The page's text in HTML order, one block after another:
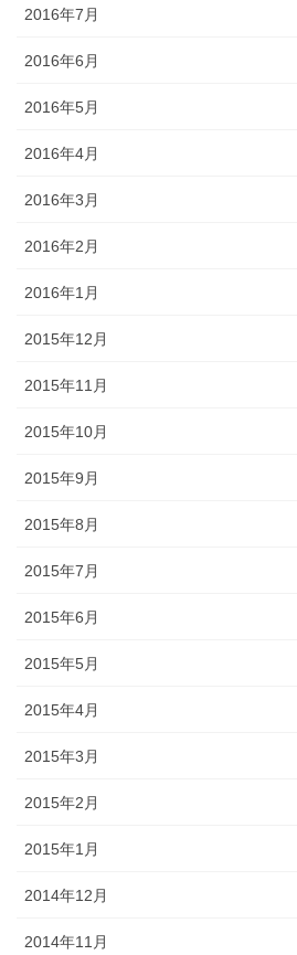
2016年7月
2016年6月
2016年5月
2016年4月
2016年3月
2016年2月
2016年1月
2015年12月
2015年11月
2015年10月
2015年9月
2015年8月
2015年7月
2015年6月
2015年5月
2015年4月
2015年3月
2015年2月
2015年1月
2014年12月
2014年11月